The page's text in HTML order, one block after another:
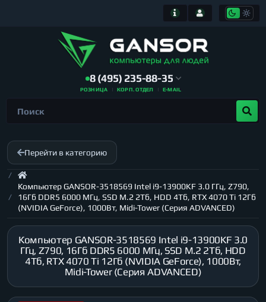
8 (495) 235-88-35
РОЗНИЦА КОРП. ОТДЕЛ E-MAIL
Перейти в категорию
Компьютер GANSOR-3518569 Intel i9-13900KF 3.0 ГГц, Z790,
16Гб DDR5 6000 МГц, SSD M.2 2Тб, HDD 4Тб, RTX 4070 Ti 12Гб
(NVIDIA GeForce), 1000Вт, Midi-Tower (Серия ADVANCED)
Компьютер GANSOR-3518569 Intel i9-13900KF 3.0
ГГц, Z790, 16Гб DDR5 6000 МГц, SSD M.2 2Тб, HDD
4Тб, RTX 4070 Ti 12Гб (NVIDIA GeForce), 1000Вт,
Midi-Tower (Серия ADVANCED)